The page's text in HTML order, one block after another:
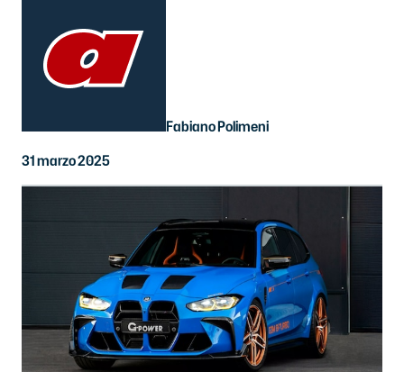
Fabiano Polimeni
31 marzo 2025